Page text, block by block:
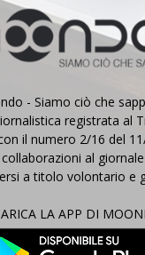
- Siamo ciò che
registrata al
il numero 2/16 del
al
a titolo volontario e
LA APP DI